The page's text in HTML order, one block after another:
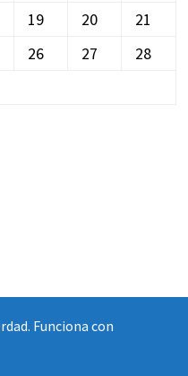
19 20
21
26 27
28
. Funciona con